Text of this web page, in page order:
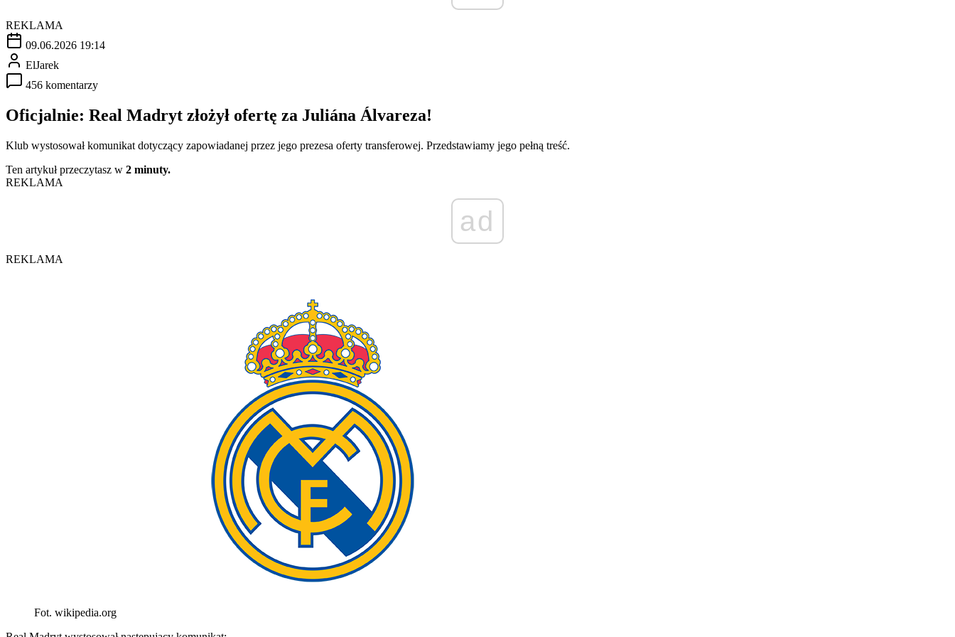
REKLAMA
09.06.2026 19:14
ElJarek
456 komentarzy
Oficjalnie: Real Madryt złożył ofertę za Juliána Álvareza!
Klub wystosował komunikat dotyczący zapowiadanej przez jego prezesa oferty transferowej. Przedstawiamy jego pełną treść.
Ten artykuł przeczytasz w 2 minuty.
REKLAMA
ad
REKLAMA
Fot. wikipedia.org